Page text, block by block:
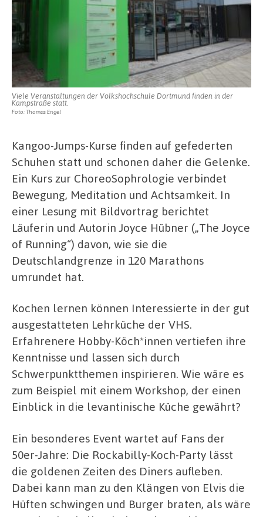
Viele Veranstaltungen der Volkshochschule Dortmund finden in der
Kampstraße statt.
Foto: Thomas Engel
Kangoo-Jumps-Kurse finden auf gefederten
Schuhen statt und schonen daher die Gelenke.
Ein Kurs zur ChoreoSophrologie verbindet
Bewegung, Meditation und Achtsamkeit. In
einer Lesung mit Bildvortrag berichtet
Läuferin und Autorin Joyce Hübner („The Joyce
of Running“) davon, wie sie die
Deutschlandgrenze in 120 Marathons
umrundet hat.
Kochen lernen können Interessierte in der gut
ausgestatteten Lehrküche der VHS.
Erfahrenere Hobby-Köch*innen vertiefen ihre
Kenntnisse und lassen sich durch
Schwerpunktthemen inspirieren. Wie wäre es
zum Beispiel mit einem Workshop, der einen
Einblick in die levantinische Küche gewährt?
Ein besonderes Event wartet auf Fans der
50er-Jahre: Die Rockabilly-Koch-Party lässt
die goldenen Zeiten des Diners aufleben.
Dabei kann man zu den Klängen von Elvis die
Hüften schwingen und Burger braten, als wäre